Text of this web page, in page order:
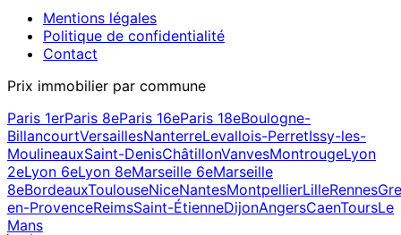
Mentions légales
Politique de confidentialité
Contact
Prix immobilier par commune
Paris 1erParis 8eParis 16eParis 18eBoulogne-
BillancourtVersaillesNanterreLevallois-PerretIssy-les-
MoulineauxSaint-DenisChâtillonVanvesMontrougeLyon
2eLyon 6eLyon 8eMarseille 6eMarseille
8eBordeauxToulouseNiceNantesMontpellierLilleRennes
en-ProvenceReimsSaint-ÉtienneDijonAngersCaenToursLe
Mans